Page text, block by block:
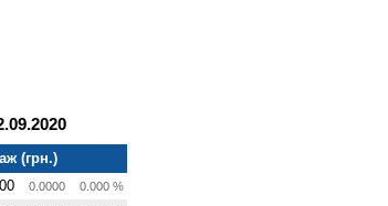
(грн.)
0.0000 0.000 %